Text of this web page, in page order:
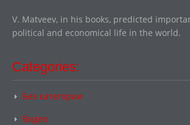
V. Matveev, in his books, predicted
political and economical life in the world.
Categories:
Без категории
Видео